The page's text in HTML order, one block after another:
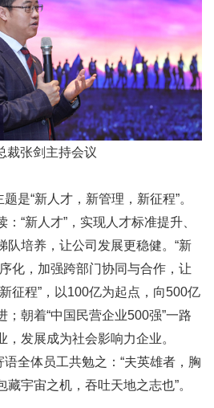
裁张剑主持会议
是“新人才，新管理，新征程”。
“新人才”，实现人才标准提升、
队培养，让公司发展更稳健。“新
化，加强跨部门协同与合作，让
征程”，以100亿为起点，向500亿
；朝着“中国民营企业500强”一路
发展成为社会影响力企业。
全体员工共勉之：“夫英雄者，胸
宇宙之机，吞吐天地之志也”。